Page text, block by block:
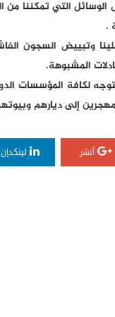
التي تمكننا من
.
وتبييض السجون
المشبوهة.
لكافة المؤسسات
إلى ديارهم
أنشر لينكدإن